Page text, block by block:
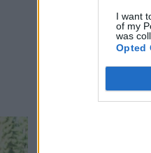
I want
of my
was
Opted